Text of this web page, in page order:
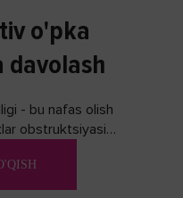
o'pka
davolash
- bu nafas olish
obstruktsiyasi